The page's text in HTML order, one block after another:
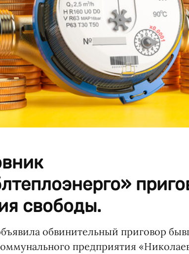
свободы.
обвинительный приговор
предприятия